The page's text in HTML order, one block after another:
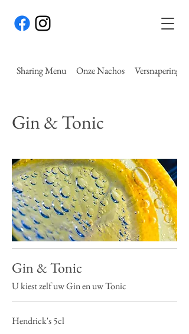
Sharing Menu Onze Nachos Versnaperingen
Gin & Tonic
Gin & Tonic
U kiest zelf uw Gin en uw Tonic
Hendrick's 5cl